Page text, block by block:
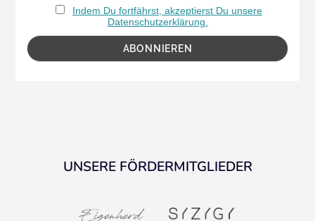
Indem Du fortfährst, akzeptierst Du unsere
Datenschutzerklärung.
UNSERE FÖRDERMITGLIEDER